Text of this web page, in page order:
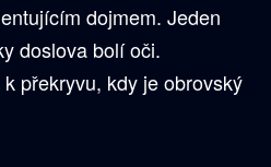
dojmem. Jeden
doslova bolí oči.
překryvu, kdy je obrovský